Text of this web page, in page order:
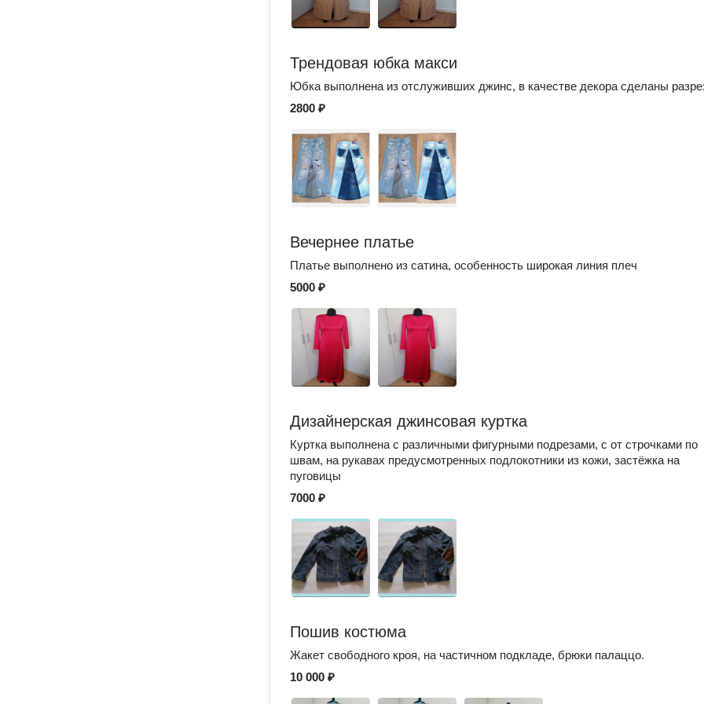
Трендовая юбка макси
Юбка выполнена из отслуживших джинс, в качестве декора сделаны
2800 ₽
Вечернее платье
Платье выполнено из сатина, особенность широкая линия плеч
5000 ₽
Дизайнерская джинсовая куртка
Куртка выполнена с различными фигурными подрезами, с от строчками по
швам, на рукавах предусмотренных подлокотники из кожи, застёжка на
пуговицы
7000 ₽
Пошив костюма
Жакет свободного кроя, на частичном подкладе, брюки палаццо.
10 000 ₽